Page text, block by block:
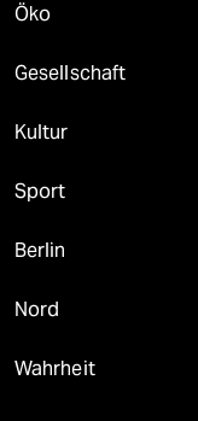
Öko
Gesellschaft
Kultur
Sport
Berlin
Nord
Wahrheit